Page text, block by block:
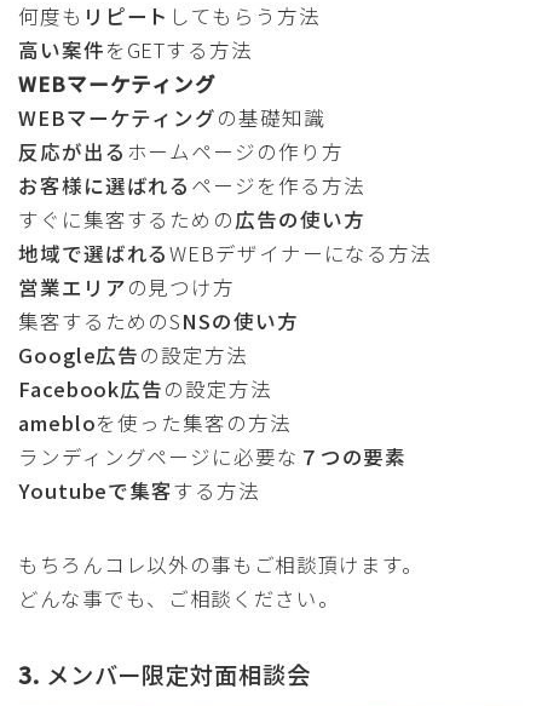
何度も リピート してもらう方法
高い案件をGETする方法
WEBマーケティング
WEBマーケティングの基礎知識
反応が出る ホームページの作り方
お客様に選ばれる ページを作る方法
すぐに集客するための広告の使い方
地域で選ばれるWEBデザイナーになる方法
営業エリアの見つけ方
集客するためのSNSの使い方
Google広告の設定方法
Facebook広告の設定方法
amebloを使った集客の方法
ランディングページに必要な ７つの要素
Youtubeで集客する方法
もちろんコレ以外の事もご相談頂けます。
どんな事でも、ご相談ください。
3. メンバー限定対面相談会